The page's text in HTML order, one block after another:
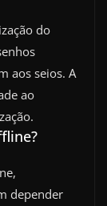
do
aos seios. A
ao
depender